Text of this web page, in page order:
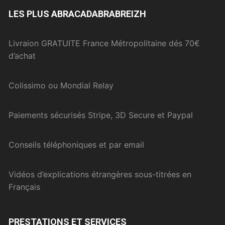
LES PLUS ABRACADABRABREIZH
Livraion GRATUITE France Métropolitaine dés 70€
d’achat
Colissimo ou Mondial Relay
Paiements sécurisés Stripe, 3D Secure et Paypal
Conseils téléphoniques et par email
Vidéos d’explications étrangères sous-titrées en
Français
PRESTATIONS ET SERVICES